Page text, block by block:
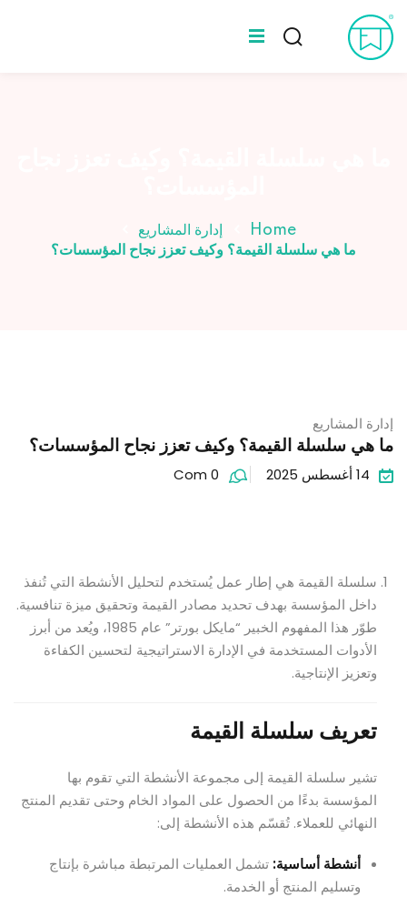
Skip
to
content
Home
إدارة المشاريع
ما هي سلسلة القيمة؟ وكيف تعزز نجاح المؤسسات؟
إدارة المشاريع
ما هي سلسلة القيمة؟ وكيف تعزز نجاح المؤسسات؟
14 أغسطس 2025
Com 0
سلسلة القيمة هي إطار عمل يُستخدم لتحليل الأنشطة التي تُنفذ
داخل المؤسسة بهدف تحديد مصادر القيمة وتحقيق ميزة تنافسية.
طوّر هذا المفهوم الخبير “مايكل بورتر” عام 1985، ويُعد من أبرز
الأدوات المستخدمة في الإدارة الاستراتيجية لتحسين الكفاءة
وتعزيز الإنتاجية.
تعريف سلسلة القيمة
تشير سلسلة القيمة إلى مجموعة الأنشطة التي تقوم بها
المؤسسة بدءًا من الحصول على المواد الخام وحتى تقديم المنتج
النهائي للعملاء. تُقسّم هذه الأنشطة إلى:
أنشطة أساسية: تشمل العمليات المرتبطة مباشرة بإنتاج
وتسليم المنتج أو الخدمة.
Sign in